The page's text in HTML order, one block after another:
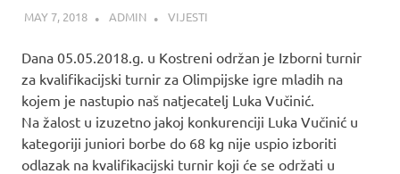
MAY 7, 2018 ADMIN VIJESTI
Dana 05.05.2018.g. u Kostreni održan je Izborni turnir
za kvalifikacijski turnir za Olimpijske igre mladih na
kojem je nastupio naš natjecatelj Luka Vučinić.
Na žalost u izuzetno jakoj konkurenciji Luka Vučinić u
kategoriji juniori borbe do 68 kg nije uspio izboriti
odlazak na kvalifikacijski turnir koji će se održati u